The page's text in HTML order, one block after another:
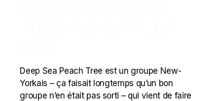
Deep Sea Peach Tree est un groupe New-
Yorkais – ça faisait longtemps qu’un bon
groupe n’en était pas sorti – qui vient de faire